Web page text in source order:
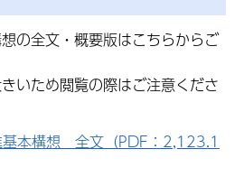
の全文・概要版はこちらからご
いため閲覧の際はご注意くださ
基本構想 全文（PDF：2,123.1